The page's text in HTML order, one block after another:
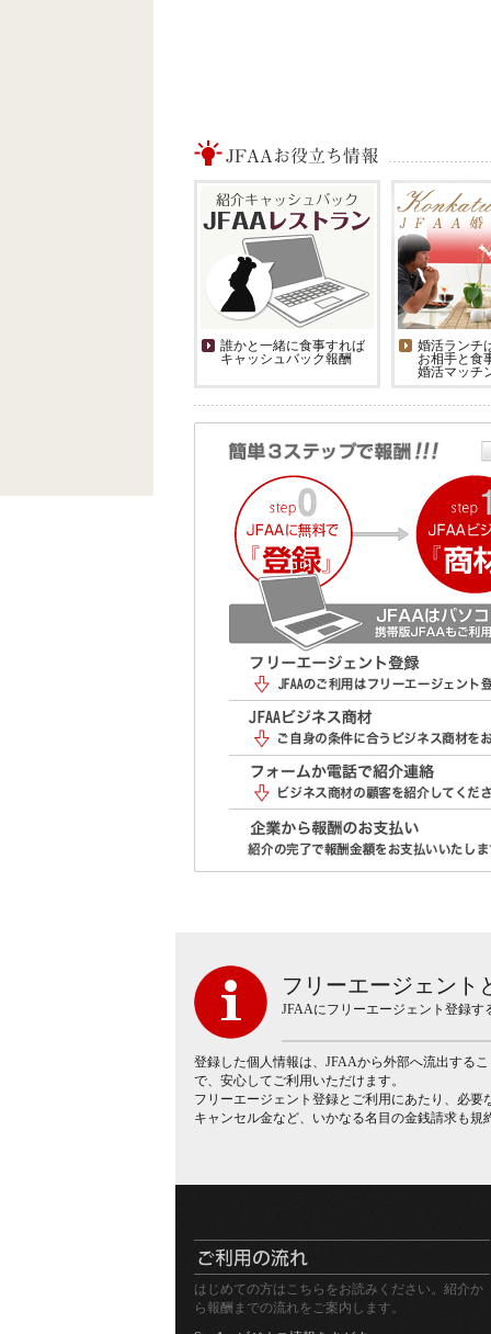
誰かと一緒に食事すれば
キャッシュバック報酬
婚活ランチ
お相手と食
婚活マッチ
フリーエージェント
JFAAにフリーエージェント登録
登録した個人情報は、JFAAから外部へ流出する
で、安心してご利用いただけます。
フリーエージェント登録とご利用にあたり、必
キャンセル金など、いかなる名目の金銭請求も規
はじめての方はこちらをお読みください。紹介か
ら報酬までの流れをご案内します。